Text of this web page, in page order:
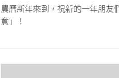
農曆新年來到，祝新的一年朋友
意」！